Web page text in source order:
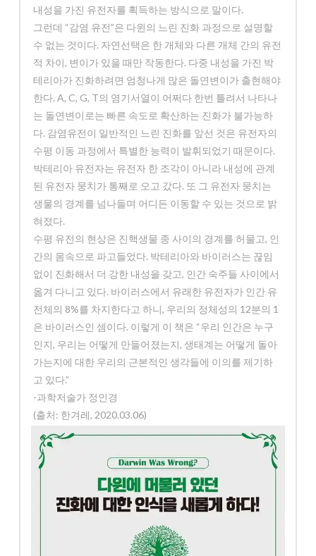
내성을 가진 유전자를 획득하는 방식으로 말이다.
그런데 “감염 유전”은 다윈의 느린 진화 과정으로 설명할
수 없는 것이다. 자연선택은 한 개체와 다른 개체 간의 유전
적 차이, 변이가 있을 때만 작동한다. 다중 내성을 가진 박
테리아가 진화하려면 엄청나게 많은 돌연변이가 출현해야
한다. A, C, G, T의 염기서열이 어쩌다 한번 틀려서 나타나
는 돌연변이로는 빠른 속도로 확산하는 진화가 불가능하
다. 감염유전이 일반적인 느린 진화를 앞선 것은 유전자의
수평 이동 과정에서 특별한 능력이 발휘되었기 때문이다.
박테리아 유전자는 유전자 한 조각이 아니라 내성에 관계
된 유전자 뭉치가 통째로 오고 갔다. 또 그 유전자 뭉치는
생물의 경계를 넘나들며 어디든 이동할 수 있는 것으로 밝
혀졌다.
수평 유전의 현상은 진핵생물 종 사이의 경계를 허물고, 인
간의 몸속으로 파고들었다. 박테리아와 바이러스는 끊임
없이 진화해서 더 강한 내성을 갖고, 인간 숙주들 사이에서
옮겨 다니고 있다. 바이러스에서 유래한 유전자가 인간 유
전체의 8%를 차지한다고 하니, 우리의 정체성의 12분의 1
은 바이러스인 셈이다. 이렇게 이 책은 “우리 인간은 누구
인지, 우리는 어떻게 만들어졌는지, 생태계는 어떻게 돌아
가는지에 대한 우리의 근본적인 생각들에 이의를 제기하
고 있다.”
-과학저술가 정인경
(출처: 한겨레, 2020.03.06)